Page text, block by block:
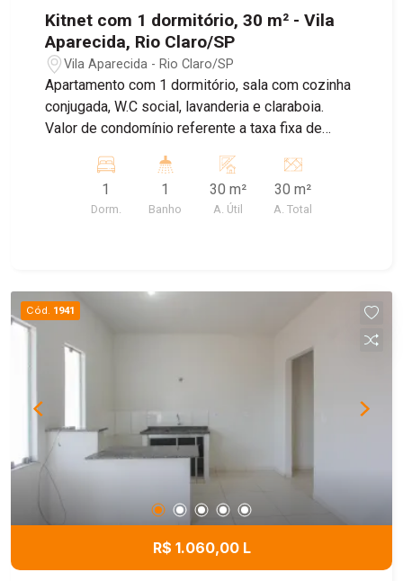
Kitnet com 1 dormitório, 30 m² - Vila
Aparecida, Rio Claro/SP
Vila Aparecida - Rio Claro/SP
Apartamento com 1 dormitório, sala com cozinha
conjugada, W.C social, lavanderia e claraboia.
Valor de condomínio referente a taxa fixa de
1
Dorm.
1
Banho
30 m²
A. Útil
30 m²
A. Total
Cód. 1941
R$ 1.060,00 L